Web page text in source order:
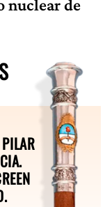
nuclear de